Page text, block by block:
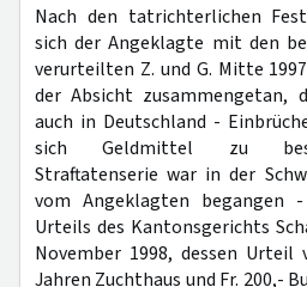
Nach den tatrichterlichen
sich der Angeklagte mit den
verurteilten Z. und G. Mitte
der Absicht
auch in Deutschland -
sich Geldmittel zu
Straftatenserie war in der
vom Angeklagten begangen
Urteils des Kantonsgerichts
November 1998, dessen Urteil
Jahren Zuchthaus und Fr. 200,-